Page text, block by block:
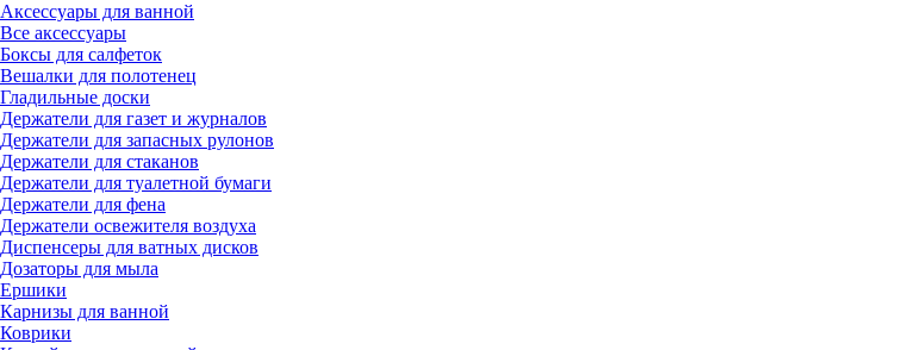
Аксессуары для ванной
Все аксессуары
Боксы для салфеток
Вешалки для полотенец
Гладильные доски
Держатели для газет и журналов
Держатели для запасных рулонов
Держатели для стаканов
Держатели для туалетной бумаги
Держатели для фена
Держатели освежителя воздуха
Диспенсеры для ватных дисков
Дозаторы для мыла
Ершики
Карнизы для ванной
Коврики